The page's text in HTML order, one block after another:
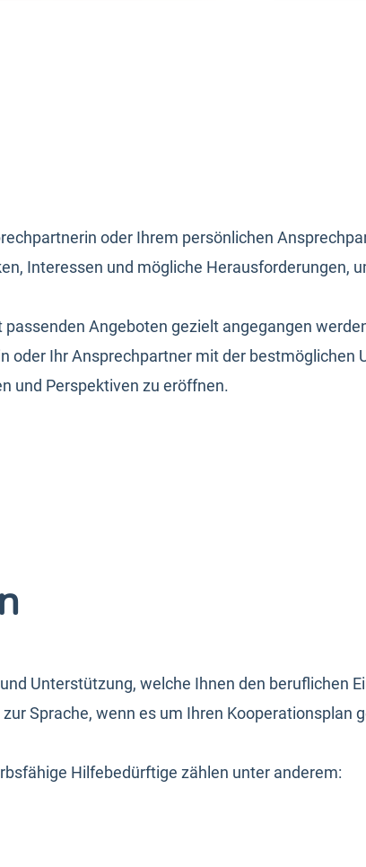
oder Ihrem persönlichen
Interessen und mögliche Herausforderungen,
Angeboten gezielt angegangen
oder Ihr Ansprechpartner mit der bestmöglichen
und Perspektiven zu eröffnen.
Unterstützung, welche Ihnen den beruflichen
Sprache, wenn es um Ihren Kooperationsplan
Hilfebedürftige zählen unter anderem: